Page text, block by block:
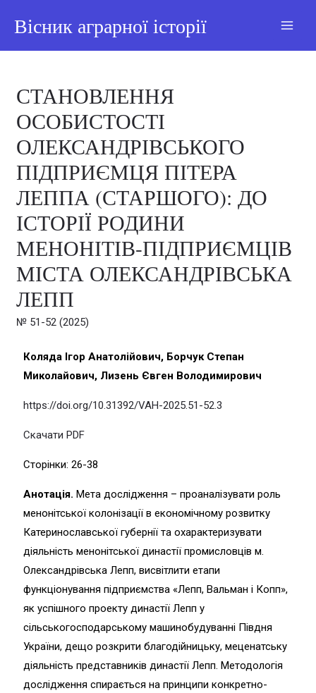
Вісник аграрної історії
СТАНОВЛЕННЯ
ОСОБИСТОСТІ
ОЛЕКСАНДРІВСЬКОГО
ПІДПРИЄМЦЯ ПІТЕРА
ЛЕППА (СТАРШОГО): ДО
ІСТОРІЇ РОДИНИ
МЕНОНІТІВ-ПІДПРИЄМЦІВ
МІСТА ОЛЕКСАНДРІВСЬКА
ЛЕПП
№ 51-52 (2025)
Коляда Ігор Анатолійович, Борчук Степан
Миколайович, Лизень Євген Володимирович
https://doi.org/10.31392/VAH-2025.51-52.3
Скачати PDF
Сторінки: 26-38
Анотація. Мета дослідження – проаналізувати роль
менонітської колонізації в економічному розвитку
Катеринославської губернії та охарактеризувати
діяльність менонітської династії промисловців м.
Олександрівська Лепп, висвітлити етапи
функціонування підприємства «Лепп, Вальман і Копп»,
як успішного проекту династії Лепп у
сільськогосподарському машинобудуванні Півдня
України, дещо розкрити благодійницьку, меценатську
діяльність представників династії Лепп. Методологія
дослідження спирається на принципи конкретно-